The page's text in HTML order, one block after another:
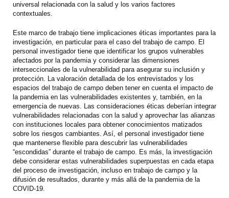
universal relacionada con la salud y los varios factores
contextuales.
Este marco de trabajo tiene implicaciones éticas importantes para la
investigación, en particular para el caso del trabajo de campo. El
personal investigador tiene que identificar los grupos vulnerables
afectados por la pandemia y considerar las dimensiones
interseccionales de la vulnerabilidad para asegurar su inclusión y
protección. La valoración detallada de los entrevistados y los
espacios del trabajo de campo deben tener en cuenta el impacto de
la pandemia en las vulnerabilidades existentes y, también, en la
emergencia de nuevas. Las consideraciones éticas deberían integrar
vulnerabilidades relacionadas con la salud y aprovechar las alianzas
con instituciones locales para obtener conocimientos matizados
sobre los riesgos cambiantes. Así, el personal investigador tiene
que mantenerse flexible para descubrir las vulnerabilidades
“escondidas” durante el trabajo de campo. Es más, la investigación
debe considerar estas vulnerabilidades superpuestas en cada etapa
del proceso de investigación, incluso en trabajo de campo y la
difusión de resultados, durante y más allá de la pandemia de la
COVID-19.